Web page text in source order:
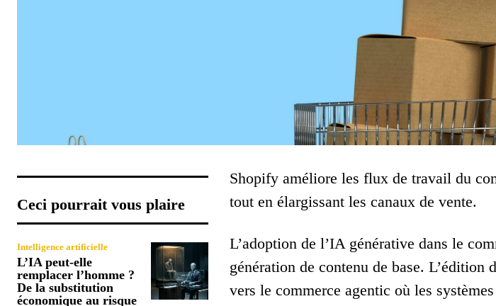
Ceci pourrait vous plaire
Intelligence artificielle
L’IA peut-elle
remplacer l’homme ?
De la substitution
économique au risque
Shopify améliore les flux de travail du
tout en élargissant les canaux de vente.
L’adoption de l’IA générative dans le
génération de contenu de base. L’édition
vers le commerce agentic où les